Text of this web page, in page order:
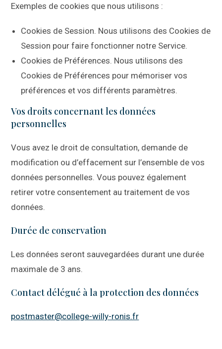
Exemples de cookies que nous utilisons :
Cookies de Session. Nous utilisons des Cookies de
Session pour faire fonctionner notre Service.
Cookies de Préférences. Nous utilisons des
Cookies de Préférences pour mémoriser vos
préférences et vos différents paramètres.
Vos droits concernant les données
personnelles
Vous avez le droit de consultation, demande de
modification ou d’effacement sur l’ensemble de vos
données personnelles. Vous pouvez également
retirer votre consentement au traitement de vos
données.
Durée de conservation
Les données seront sauvegardées durant une durée
maximale de 3 ans.
Contact délégué à la protection des données
postmaster@college-willy-ronis.fr